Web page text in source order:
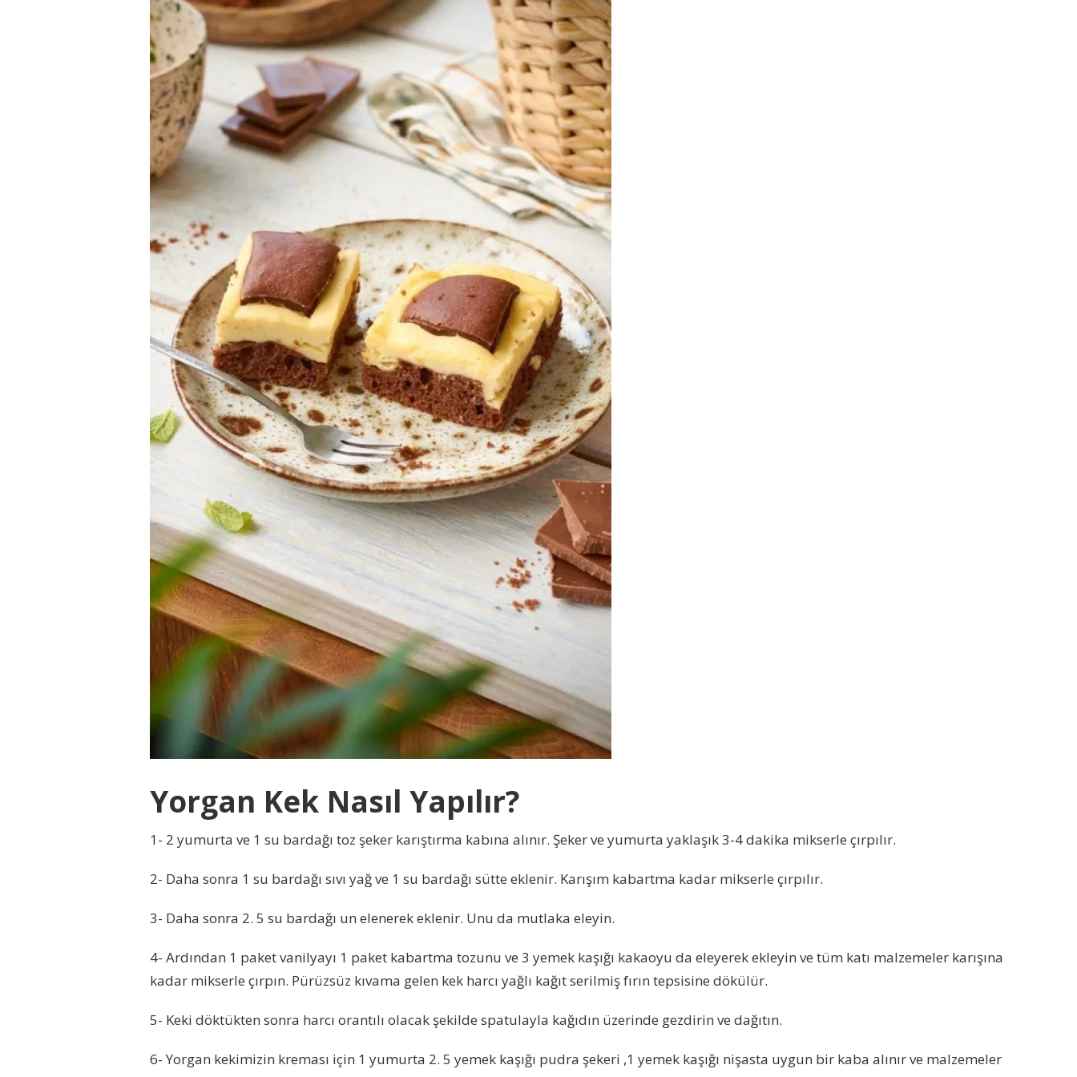
Yorgan Kek Nasıl Yapılır?
1- 2 yumurta ve 1 su bardağı toz şeker karıştırma kabına alınır. Şeker ve yumurta yaklaşık 3-4 dakika mikserle çırpılır.
2- Daha sonra 1 su bardağı sıvı yağ ve 1 su bardağı sütte eklenir. Karışım kabartma kadar mikserle çırpılır.
3- Daha sonra 2. 5 su bardağı un elenerek eklenir. Unu da mutlaka eleyin.
4- Ardından 1 paket vanilyayı 1 paket kabartma tozunu ve 3 yemek kaşığı kakaoyu da eleyerek ekleyin ve tüm katı malzemeler karışına
kadar mikserle çırpın. Pürüzsüz kıvama gelen kek harcı yağlı kağıt serilmiş fırın tepsisine dökülür.
5- Keki döktükten sonra harcı orantılı olacak şekilde spatulayla kağıdın üzerinde gezdirin ve dağıtın.
6- Yorgan kekimizin kreması için 1 yumurta 2. 5 yemek kaşığı pudra şekeri ,1 yemek kaşığı nişasta uygun bir kaba alınır ve malzemeler